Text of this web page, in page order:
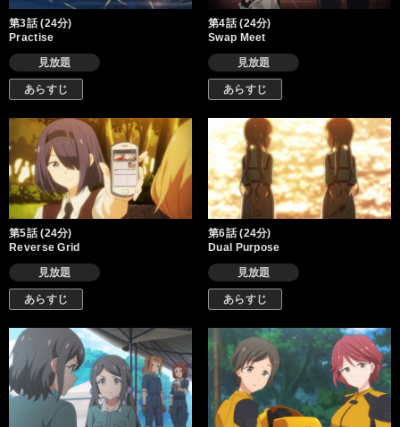
第3話 (24分)
Practise
見放題
あらすじ
第4話 (24分)
Swap Meet
見放題
あらすじ
第5話 (24分)
Reverse Grid
見放題
あらすじ
第6話 (24分)
Dual Purpose
見放題
あらすじ